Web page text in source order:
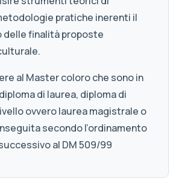
pratiche inerenti il
delle finalità proposte
al Master coloro che sono in
di laurea, diploma di
ovvero laurea magistrale o
secondo l’ordinamento
al DM 509/99